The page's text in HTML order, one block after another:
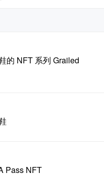
的 NFT 系列 Grailed
Pass NFT